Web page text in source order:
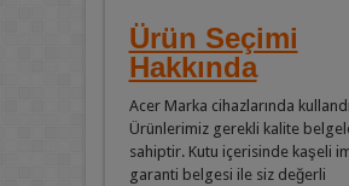
Ürün Seçimi
Hakkında
Acer Marka cihazlarında
Ürünlerimiz gerekli kalite
sahiptir. Kutu içerisinde kaşeli
garanti belgesi ile siz değerli